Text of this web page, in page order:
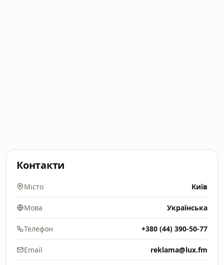
Контакти
Місто Київ
Мова Українська
Телефон +380 (44) 390-50-77
Email reklama@lux.fm